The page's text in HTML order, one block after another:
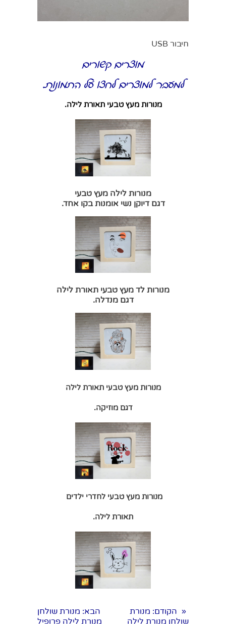
חיבור USB
מוצרים קשורים
למעבר למוצרים לחצו על התמונות.
מנורות מעץ טבעי תאורת לילה.
מנורות לילה מעץ טבעי
דגם דיוקן נשי אומנות בקו אחד.
מנורות לד מעץ טבעי תאורת לילה
דגם מנדלה.
מנורות מעץ טבעי תאורת לילה
דגם מוזיקה.
מנורות מעץ טבעי לחדרי ילדים
תאורת לילה.
« הקודם: מנורת
שולחן מנורת לילה
הבא: מנורת שולחן
מנורת לילה פרופיל